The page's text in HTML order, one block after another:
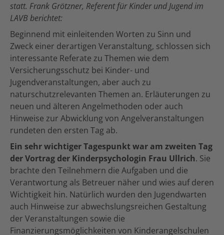
statt. Frank Grötzner, Referent für Kinder und Jugend im
LAVB berichtet:
Beginnend mit einleitenden Worten zu Sinn und
Zweck einer derartigen Veranstaltung, schlossen sich
interessante Referate zu Themen wie dem
Versicherungsschutz bei Kinder- und
Jugendveranstaltungen, aber auch zu
naturschutzrelevanten Themen an. Erläuterungen zu
neuen und älteren Angelmethoden oder auch
Hinweise zur Abwicklung von Angelveranstaltungen
rundeten den ersten Tag ab.
Ein sehr wichtiger Tagespunkt war am zweiten Tag
der Vortrag der Kinderpsychologin Frau Ullrich. Sie
brachte den Teilnehmern die Aufgaben und die
Verantwortung als Betreuer näher und wies auf deren
Wichtigkeit hin. Natürlich wurden den Jugendwarten
auch Hinweise zur abwechslungsreichen Gestaltung
der Veranstaltungen sowie die
Finanzierungsmöglichkeiten von Kinderangelschulen